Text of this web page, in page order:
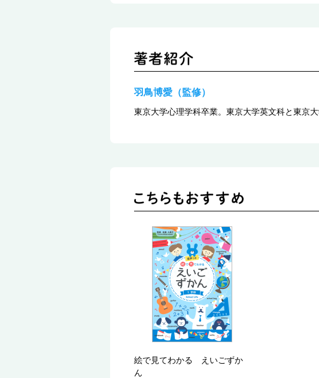
羽鳥博愛（監修）
東京大学心理学科卒業。東京大学英文科と東京
絵で見てわかる えいごずか
ん